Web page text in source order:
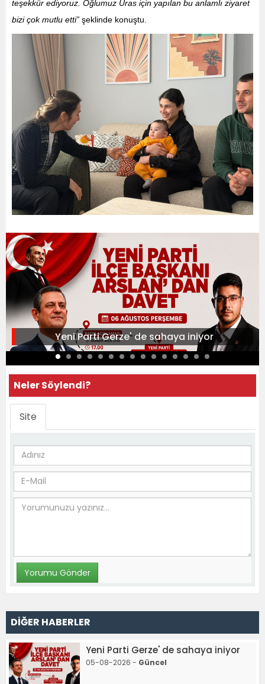
teşekkür ediyoruz. Oğlumuz Uras için yapılan bu anlamlı ziyaret
bizi çok mutlu etti” şeklinde konuştu.
Yeni Parti Gerze' de sahaya iniyor
Neler Söylendi?
Site
DİĞER HABERLER
Yeni Parti Gerze' de sahaya iniyor
05-08-2026 - Güncel